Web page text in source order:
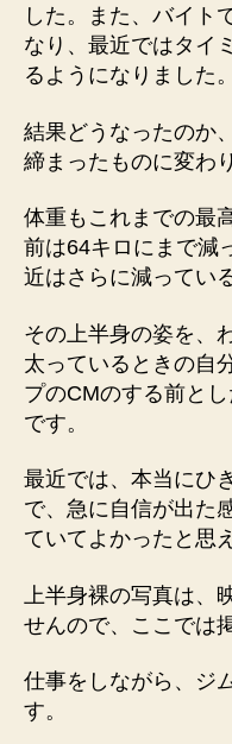
した。また、バイト
なり、最近ではタイ
るようになりました。
結果どうなったのか
締まったものに変わ
体重もこれまでの最
前は64キロにまで減
近はさらに減ってい
その上半身の姿を、
太っているときの自
プのCMのする前と
です。
最近では、本当にひ
で、急に自信が出た
ていてよかったと思
上半身裸の写真は、
せんので、ここでは
仕事をしながら、ジ
す。